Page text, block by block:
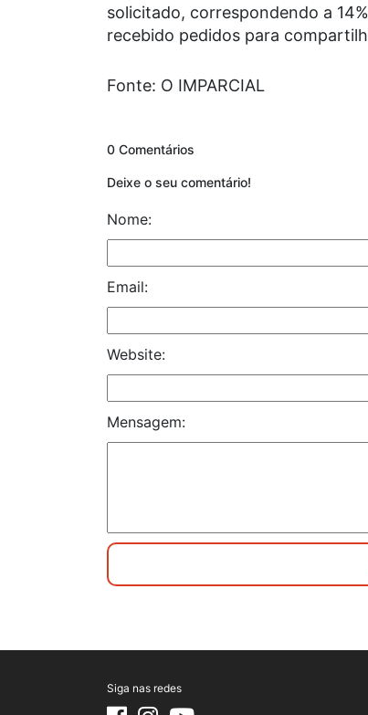
solicitado, correspondendo a
recebido pedidos para
Fonte: O IMPARCIAL
0 Comentários
Deixe o seu comentário!
Nome:
Email:
Website:
Mensagem:
Siga nas redes